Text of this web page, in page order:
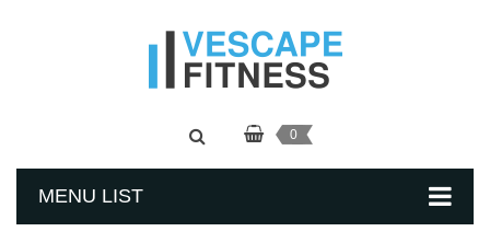
0
MENU LIST